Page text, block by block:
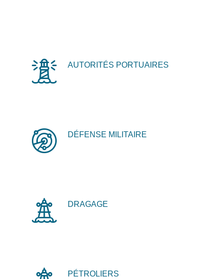
AUTORITÉS PORTUAIRES
DÉFENSE MILITAIRE
DRAGAGE
PÉTROLIERS